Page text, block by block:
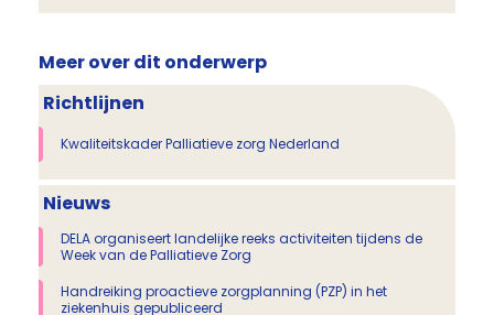
Meer over dit onderwerp
Richtlijnen
Kwaliteitskader Palliatieve zorg Nederland
Nieuws
DELA organiseert landelijke reeks activiteiten tijdens de
Week van de Palliatieve Zorg
Handreiking proactieve zorgplanning (PZP) in het
ziekenhuis gepubliceerd